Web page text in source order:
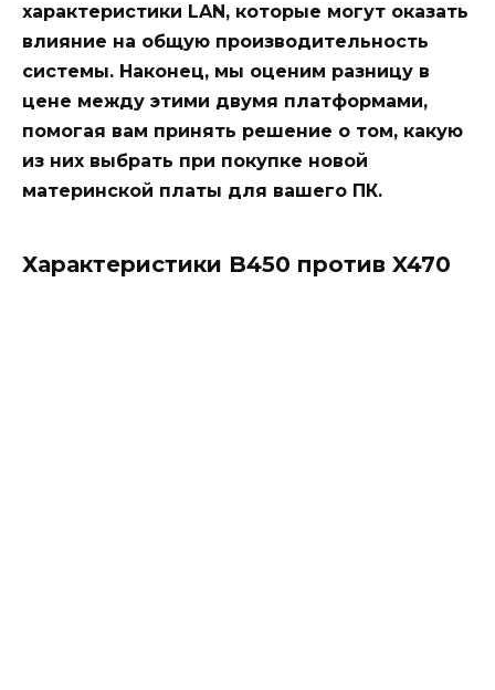
характеристики LAN, которые могут оказать
влияние на общую производительность
системы. Наконец, мы оценим разницу в
цене между этими двумя платформами,
помогая вам принять решение о том, какую
из них выбрать при покупке новой
материнской платы для вашего ПК.
Характеристики B450 против X470